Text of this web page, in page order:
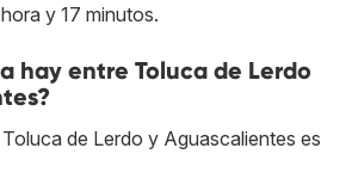
y 17 minutos.
hay entre Toluca de Lerdo
de Lerdo y Aguascalientes es